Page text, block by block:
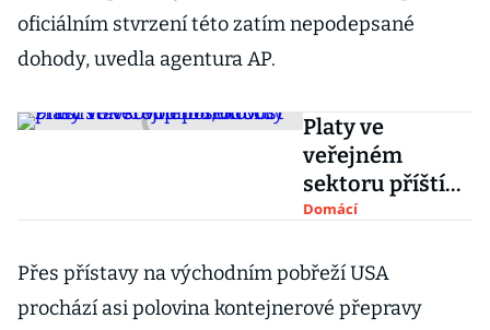
oficiálním stvrzení této zatím nepodepsané
dohody, uvedla agentura AP.
Platy ve
veřejném
sektoru příští
rok stoupnou,
stávkovou
pohotovost
Domácí
Přes přístavy na východním pobřeží USA
prochází asi polovina kontejnerové přepravy